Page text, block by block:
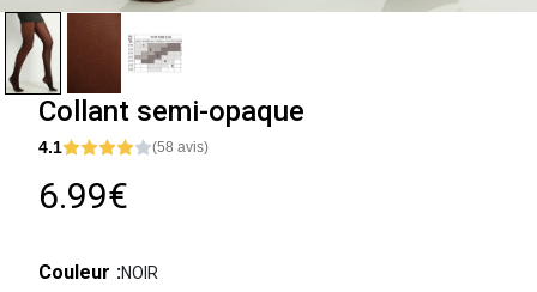
Collant semi-opaque
4.1 (58 avis)
6.99€
Couleur NOIR